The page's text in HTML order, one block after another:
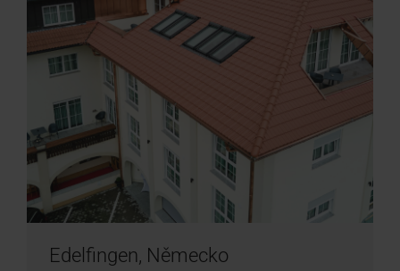
Edelfingen, Německo